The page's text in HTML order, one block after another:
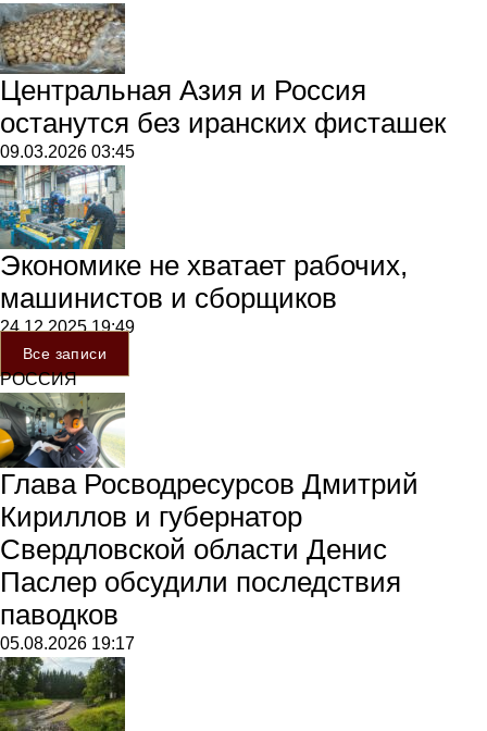
Центральная Азия и Россия
останутся без иранских фисташек
09.03.2026 03:45
Экономике не хватает рабочих,
машинистов и сборщиков
24.12.202519:49
Все записи
РОССИЯ
Глава Росводресурсов Дмитрий
Кириллов и губернатор
Свердловской области Денис
Паслер обсудили последствия
паводков
05.08.2026 19:17